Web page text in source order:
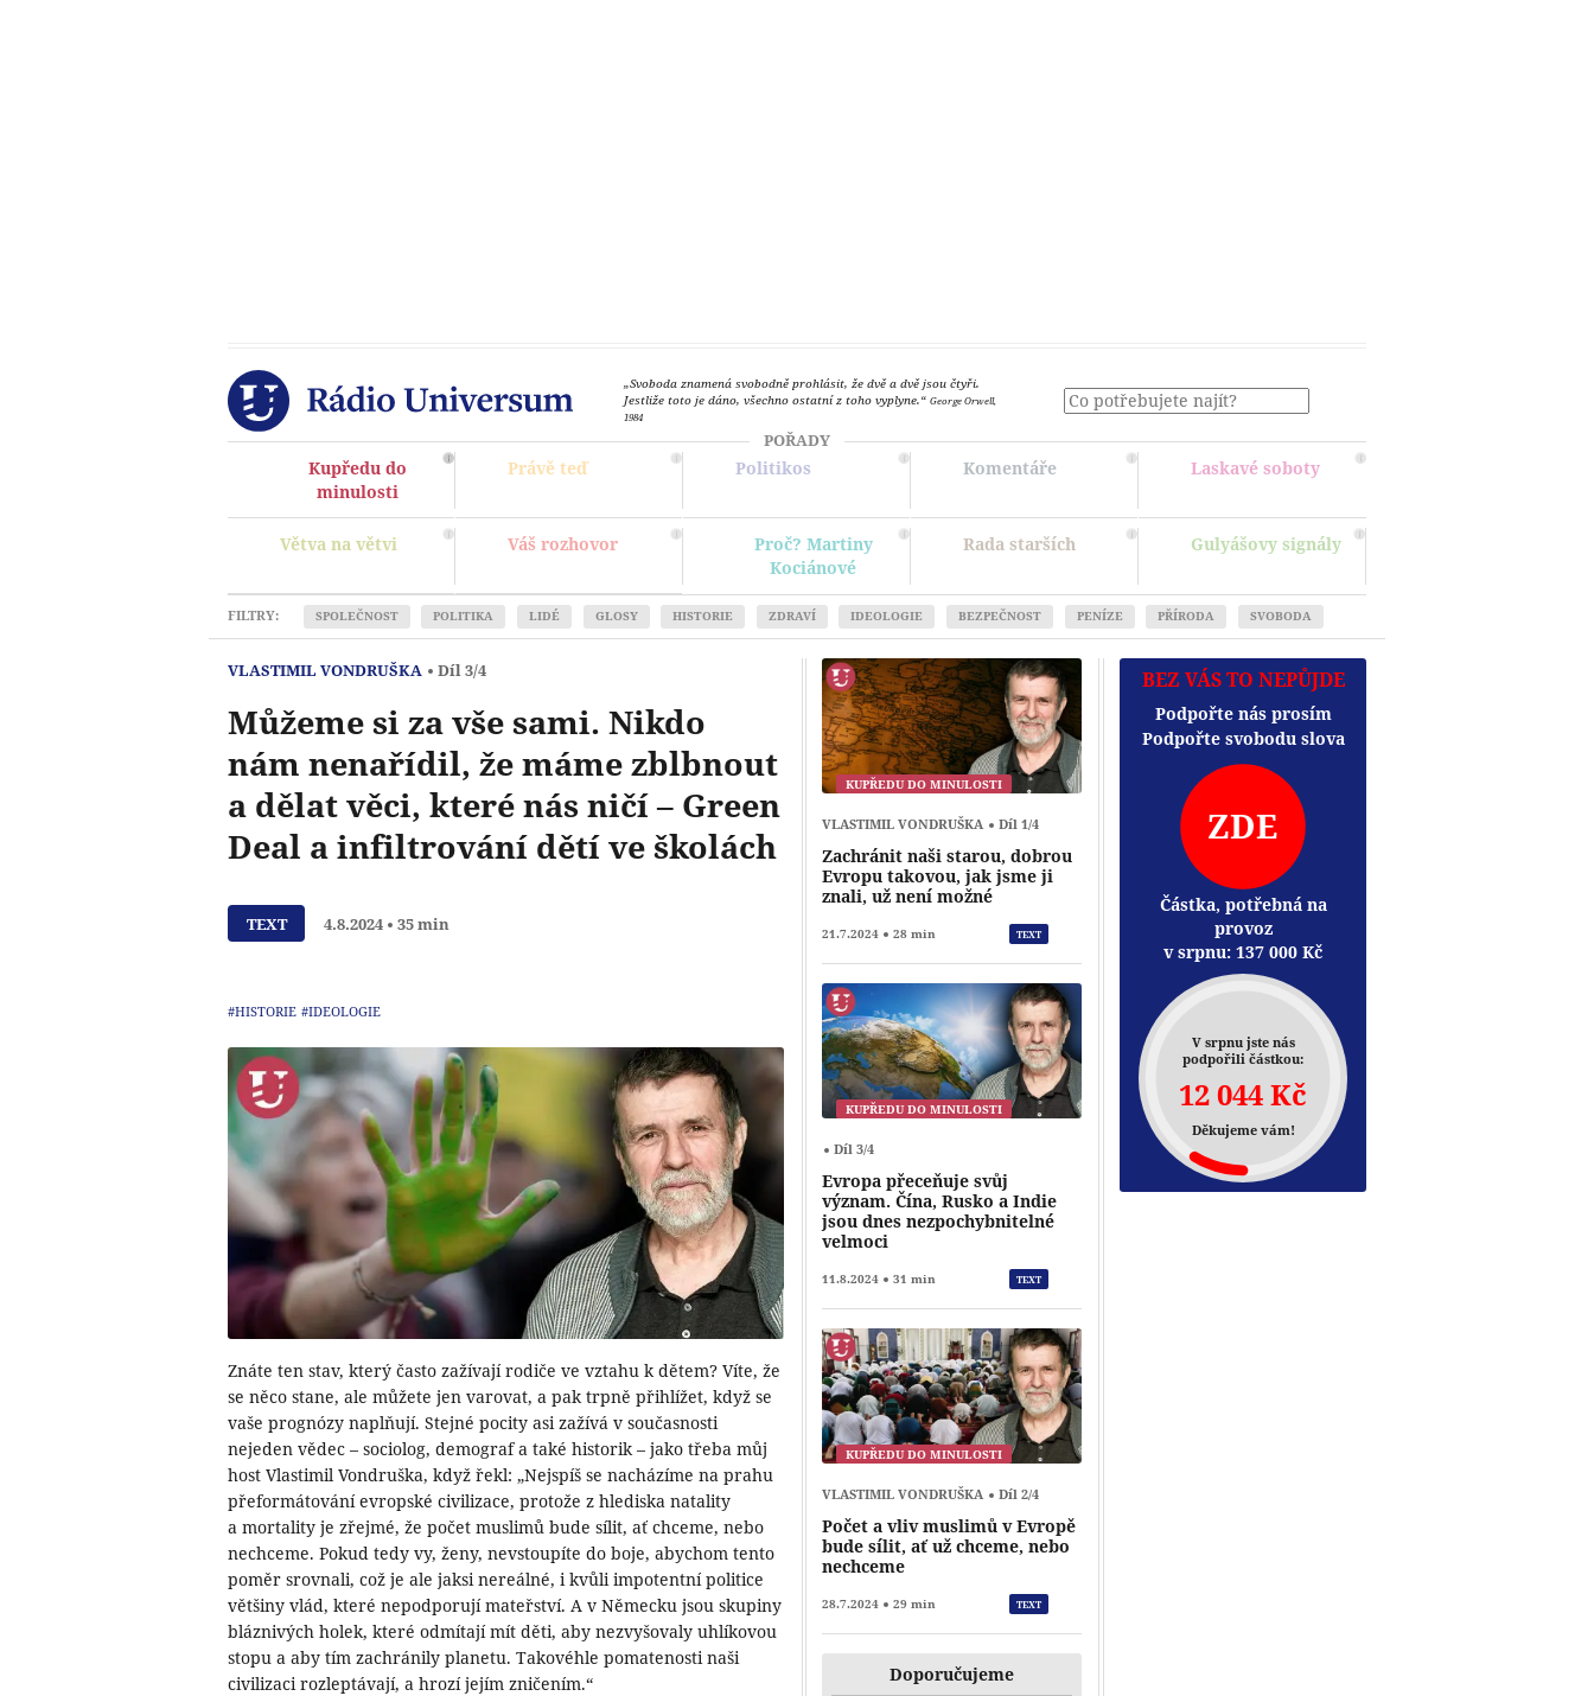
„Svoboda znamená svobodně prohlásit, že dvě a dvě jsou čtyři.
Jestliže toto je dáno, všechno ostatní z toho vyplyne.“ George Orwell,
1984
POŘADY
Kupředu do
minulosti
Právě teď Politikos Komentáře Laskavé soboty
Větva na větvi Váš rozhovor
Proč? Martiny
Kociánové
Rada starších Gulyášovy signály
FILTRY: SPOLEČNOST POLITIKA LIDÉ GLOSY HISTORIE ZDRAVÍ IDEOLOGIE BEZPEČNOST PENÍZE PŘÍRODA SVOBODA
VLASTIMIL VONDRUŠKA Díl 3/4
Můžeme si za vše sami. Nikdo
nám nenařídil, že máme zblbnout
a dělat věci, které nás ničí – Green
Deal a infiltrování dětí ve školách
TEXT 4.8.2024 35 min
#HISTORIE #IDEOLOGIE
Znáte ten stav, který často zažívají rodiče ve vztahu k dětem? Víte, že
se něco stane, ale můžete jen varovat, a pak trpně přihlížet, když se
vaše prognózy naplňují. Stejné pocity asi zažívá v současnosti
nejeden vědec – sociolog, demograf a také historik – jako třeba můj
host Vlastimil Vondruška, když řekl: „Nejspíš se nacházíme na prahu
přeformátování evropské civilizace, protože z hlediska natality
a mortality je zřejmé, že počet muslimů bude sílit, ať chceme, nebo
nechceme. Pokud tedy vy, ženy, nevstoupíte do boje, abychom tento
poměr srovnali, což je ale jaksi nereálné, i kvůli impotentní politice
většiny vlád, které nepodporují mateřství. A v Německu jsou skupiny
bláznivých holek, které odmítají mít děti, aby nezvyšovaly uhlíkovou
stopu a aby tím zachránily planetu. Takovéhle pomatenosti naši
civilizaci rozleptávají, a hrozí jejím zničením.“
KUPŘEDU DO MINULOSTI
VLASTIMIL VONDRUŠKA Díl 1/4
Zachránit naši starou, dobrou
Evropu takovou, jak jsme ji
znali, už není možné
21.7.2024 28 min TEXT
KUPŘEDU DO MINULOSTI
Díl 3/4
Evropa přeceňuje svůj
význam. Čína, Rusko a Indie
jsou dnes nezpochybnitelné
velmoci
11.8.2024 31 min TEXT
KUPŘEDU DO MINULOSTI
VLASTIMIL VONDRUŠKA Díl 2/4
Počet a vliv muslimů v Evropě
bude sílit, ať už chceme, nebo
nechceme
28.7.2024 29 min TEXT
Doporučujeme
BEZ VÁS TO NEPŮJDE
Podpořte nás prosím
Podpořte svobodu slova
ZDE
Částka, potřebná na
provoz
v srpnu: 137 000 Kč
V srpnu jste nás
podpořili částkou:
12 044 Kč
Děkujeme vám!